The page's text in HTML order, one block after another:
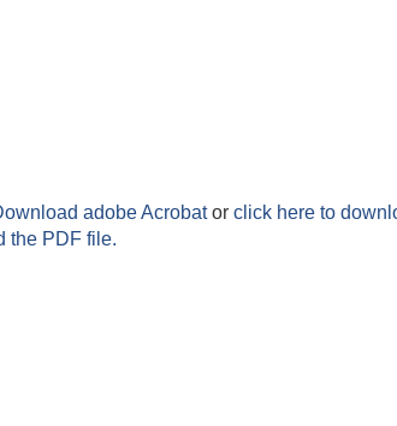
adobe Acrobator click here to
the PDF file.